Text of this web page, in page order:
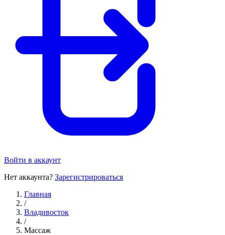
Войти в аккаунт
Нет аккаунта? Зарегистрироваться
Главная
/
Владивосток
/
Массаж